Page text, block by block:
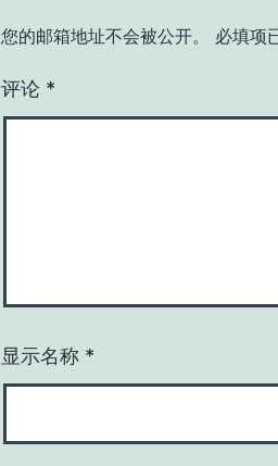
您的邮箱地址不会被公开。 必填项
评论 *
显示名称 *